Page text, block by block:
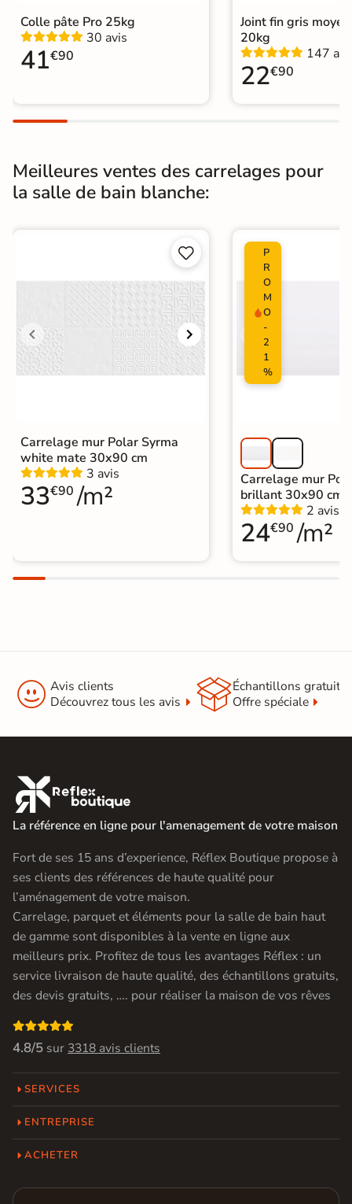
Catégories
Carrelage sol cuisine|
Colle pâte Pro 25kg
30 avis
41€90
Joint fin gris
20kg
147
22€90
Meilleures ventes des carrelages pour
la salle de bain blanche:


Carrelage mur Polar Syrma
white mate 30x90 cm
3 avis
33€90 /m²
P
R
O
M
O
-
2
1
%
Carrelage mur
brillant 30x90 cm
2 avis
24€90 /m²
 Avis clients
Découvrez tous les avis
Échantillons gratuit
Offre spéciale

La référence en ligne pour l'amenagement de votre maison
Fort de ses 15 ans d’experience, Réflex Boutique propose à
ses clients des références de haute qualité pour
l’aménagement de votre maison.
Carrelage, parquet et éléments pour la salle de bain haut
de gamme sont disponibles à la vente en ligne aux
meilleurs prix. Profitez de tous les avantages Réflex : un
service livraison de haute qualité, des échantillons gratuits,
des devis gratuits, …. pour réaliser la maison de vos rêves

4.8/5 sur 3318 avis clients
SERVICES
ENTREPRISE
ACHETER